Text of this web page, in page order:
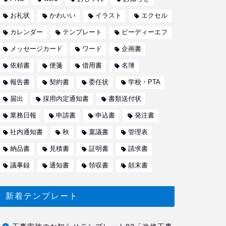
お礼状 かわいい イラスト エクセル
カレンダー テンプレート ピーディーエフ
メッセージカード ワード 企画書
依頼書 便箋 借用書 名簿
報告書 契約書 委任状 学校・PTA
届出 採用内定通知書 書類送付状
業務日報 申請書 申込書 発注書
社内通知書 秋 稟議書 管理表
納品書 見積書 証明書 請求書
議事録 通知書 領収書 顛末書
新着テンプレート